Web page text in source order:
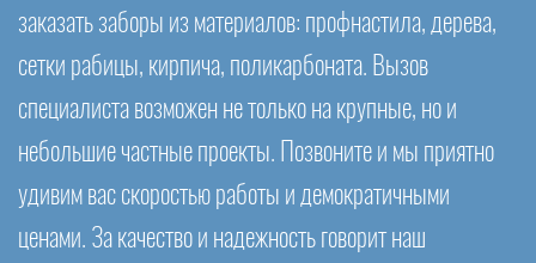
заказать заборы из материалов: профнастила, дерева,
сетки рабицы, кирпича, поликарбоната. Вызов
специалиста возможен не только на крупные, но и
небольшие частные проекты. Позвоните и мы приятно
удивим вас скоростью работы и демократичными
ценами. За качество и надежность говорит наш